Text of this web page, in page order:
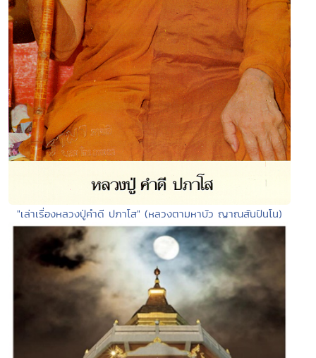
"เล่าเรื่องหลวงปู่คำดี ปภาโส" (หลวงตามหาบัว ญาณสันปันโน)